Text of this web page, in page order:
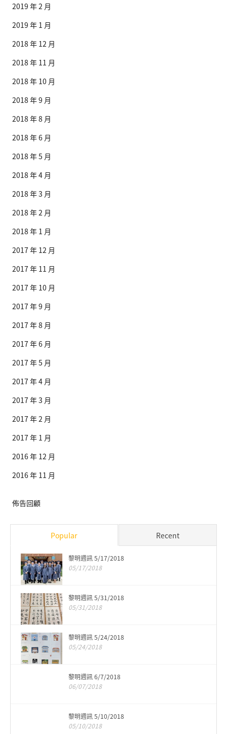
2019 年 2 月
2019 年 1 月
2018 年 12 月
2018 年 11 月
2018 年 10 月
2018 年 9 月
2018 年 8 月
2018 年 6 月
2018 年 5 月
2018 年 4 月
2018 年 3 月
2018 年 2 月
2018 年 1 月
2017 年 12 月
2017 年 11 月
2017 年 10 月
2017 年 9 月
2017 年 8 月
2017 年 6 月
2017 年 5 月
2017 年 4 月
2017 年 3 月
2017 年 2 月
2017 年 1 月
2016 年 12 月
2016 年 11 月
佈告回顧
Popular Recent
黎明週訊 5/17/2018
05/17/2018
黎明週訊 5/31/2018
05/31/2018
黎明週訊 5/24/2018
05/24/2018
黎明週訊 6/7/2018
06/07/2018
黎明週訊 5/10/2018
05/10/2018